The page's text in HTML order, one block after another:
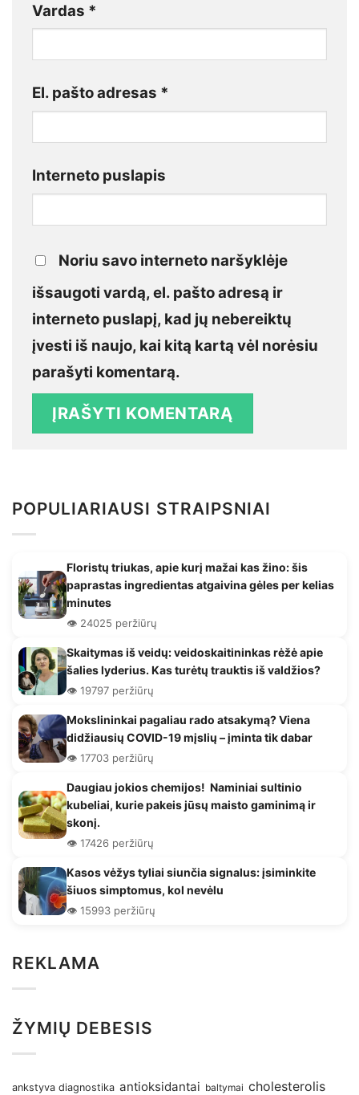
Vardas *
El. pašto adresas *
Interneto puslapis
Noriu savo interneto naršyklėje
išsaugoti vardą, el. pašto adresą ir
interneto puslapį, kad jų nebereiktų
įvesti iš naujo, kai kitą kartą vėl norėsiu
parašyti komentarą.
POPULIARIAUSI STRAIPSNIAI
Floristų triukas, apie kurį mažai kas žino: šis
paprastas ingredientas atgaivina gėles per kelias
minutes
👁️ 24025 peržiūrų
Skaitymas iš veidų: veidoskaitininkas rėžė apie
šalies lyderius. Kas turėtų trauktis iš valdžios?
👁️ 19797 peržiūrų
Mokslininkai pagaliau rado atsakymą? Viena
didžiausių COVID-19 mįslių – įminta tik dabar
👁️ 17703 peržiūrų
Daugiau jokios chemijos! Naminiai sultinio
kubeliai, kurie pakeis jūsų maisto gaminimą ir
skonį.
👁️ 17426 peržiūrų
Kasos vėžys tyliai siunčia signalus: įsiminkite
šiuos simptomus, kol nevėlu
👁️ 15993 peržiūrų
REKLAMA
ŽYMIŲ DEBESIS
ankstyva diagnostika antioksidantai baltymai cholesterolis